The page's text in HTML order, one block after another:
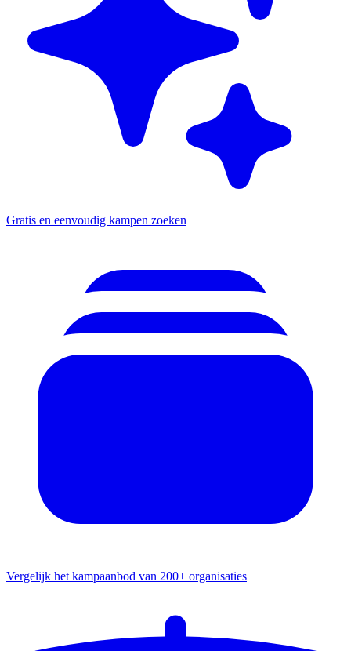
Gratis en eenvoudig kampen zoeken
Vergelijk het kampaanbod van 200+ organisaties